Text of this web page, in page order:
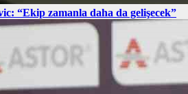
“Ekip zamanla daha da gelişecek”